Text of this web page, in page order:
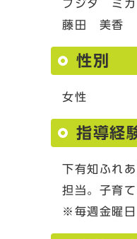
フジタ ミカ
藤田 美香
性別
女性
指導経
下有知ふれ
担当。子育
※毎週金曜日